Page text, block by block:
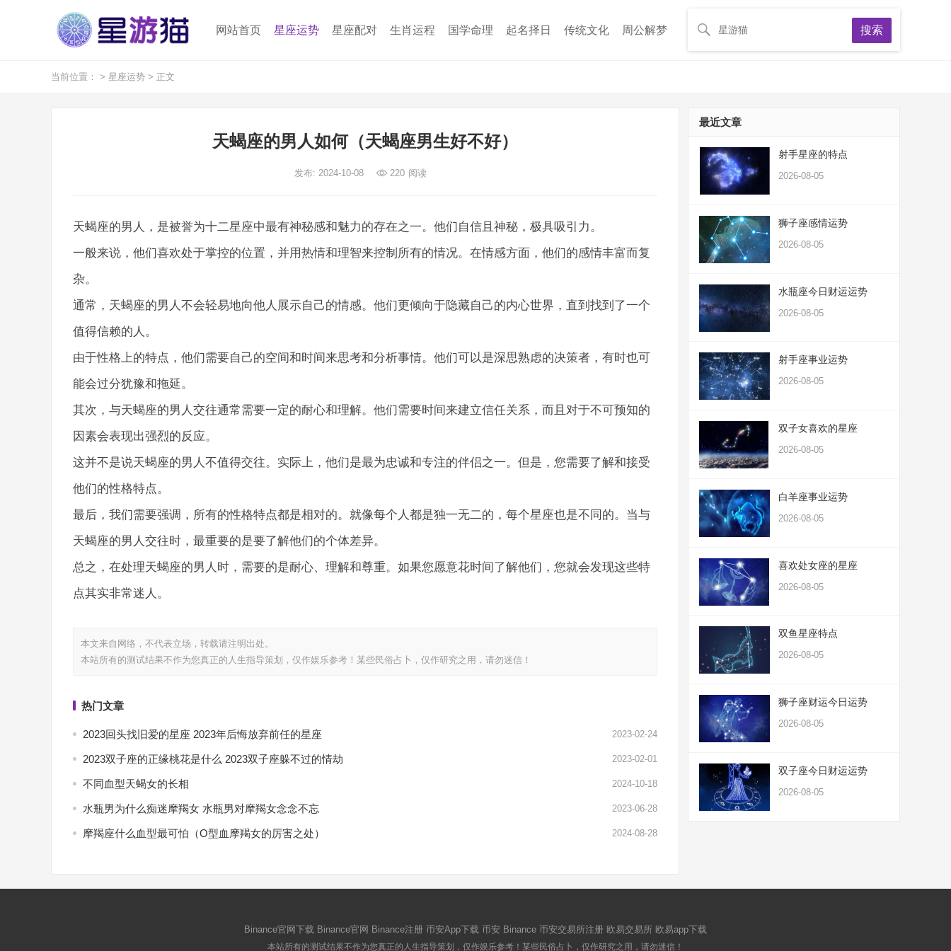
网站首页 星座运势 星座配对 生肖运程 国学命理 起名择日 传统文化 周公解梦 搜索
当前位置： > 星座运势 > 正文
天蝎座的男人如何（天蝎座男生好不好）
发布: 2024-10-08 220 阅读
天蝎座的男人，是被誉为十二星座中最有神秘感和魅力的存在之一。他们自信且神秘，极具吸引力。
一般来说，他们喜欢处于掌控的位置，并用热情和理智来控制所有的情况。在情感方面，他们的感情丰富而复
杂。
通常，天蝎座的男人不会轻易地向他人展示自己的情感。他们更倾向于隐藏自己的内心世界，直到找到了一个
值得信赖的人。
由于性格上的特点，他们需要自己的空间和时间来思考和分析事情。他们可以是深思熟虑的决策者，有时也可
能会过分犹豫和拖延。
其次，与天蝎座的男人交往通常需要一定的耐心和理解。他们需要时间来建立信任关系，而且对于不可预知的
因素会表现出强烈的反应。
这并不是说天蝎座的男人不值得交往。实际上，他们是最为忠诚和专注的伴侣之一。但是，您需要了解和接受
他们的性格特点。
最后，我们需要强调，所有的性格特点都是相对的。就像每个人都是独一无二的，每个星座也是不同的。当与
天蝎座的男人交往时，最重要的是要了解他们的个体差异。
总之，在处理天蝎座的男人时，需要的是耐心、理解和尊重。如果您愿意花时间了解他们，您就会发现这些特
点其实非常迷人。
本文来自网络，不代表立场，转载请注明出处。
本站所有的测试结果不作为您真正的人生指导策划，仅作娱乐参考！某些民俗占卜，仅作研究之用，请勿迷信！
热门文章
2023回头找旧爱的星座 2023年后悔放弃前任的星座 2023-02-24
2023双子座的正缘桃花是什么 2023双子座躲不过的情劫 2023-02-01
不同血型天蝎女的长相 2024-10-18
水瓶男为什么痴迷摩羯女 水瓶男对摩羯女念念不忘 2023-06-28
摩羯座什么血型最可怕（O型血摩羯女的厉害之处） 2024-08-28
最近文章
射手星座的特点
2026-08-05
狮子座感情运势
2026-08-05
水瓶座今日财运运势
2026-08-05
射手座事业运势
2026-08-05
双子女喜欢的星座
2026-08-05
白羊座事业运势
2026-08-05
喜欢处女座的星座
2026-08-05
双鱼星座特点
2026-08-05
狮子座财运今日运势
2026-08-05
双子座今日财运运势
2026-08-05
Binance官网下载 Binance官网 Binance注册 币安App下载 币安 Binance 币安交易所注册 欧易交易所 欧易app下载
本站所有的测试结果不作为您真正的人生指导策划，仅作娱乐参考！某些民俗占卜，仅作研究之用，请勿迷信！